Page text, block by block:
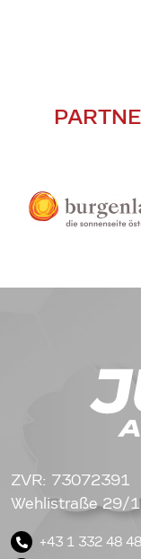
ZVR: 73072391
Wehlistraße 29/
+43 1 332 48 48